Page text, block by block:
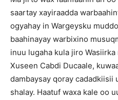
saartay xayiraadda
ogyahay in Wargeysku
baahinayay warbixino
inuu lugaha kula jiro
Xuseen Cabdi Ducaale,
dambaysay qoray cadadkiisii
shalay. Haatuf waxa kale oo